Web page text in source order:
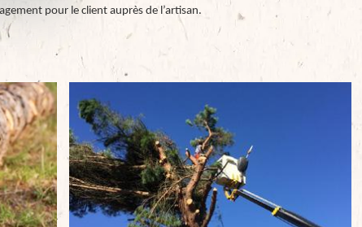
pour le client auprès de l’artisan.